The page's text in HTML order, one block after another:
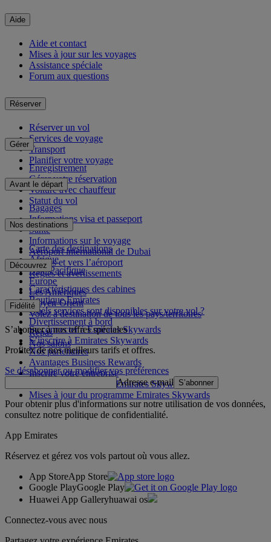
Aide
Aide et contact
Mises à jour sur les voyages
Assistance spéciale
Forum aux questions
Réserver
Réserver un vol
Services de voyage
Transport
Planifier votre voyage
Gérer
Enregistrement
Gérer votre réservation
Voiture avec chauffeur
Statut du vol
Avant le départ
Bagages
Informations visa et passeport
Santé
Informations sur le voyage
Aéroport international de Dubai
Depuis et vers l’aéroport
Règles et avertissements
Nos destinations
Carte des destinations
Afrique
Asie-Pacifique
Europe
Les Amériques
Moyen-Orient
Volez à destination de tous les pays/territoires
Découvrez
Caractéristiques des cabines
Boutique Emirates
Quels services sont disponibles sur votre vol ?
Divertissement à bord
Repas
Nos salons
Fidélité
Se connecter à Emirates Skywards
S’inscrire à Emirates Skywards
Nos partenaires
Avantages Business Rewards
Inscrire votre entreprise
Règles du programme Emirates Skywards
Mises à jour du programme Emirates Skywards
S’abonner à nos offres spéciales
Profitez de nos meilleurs tarifs et offres.
Se désabonner ou modifier vos préférences
Adresse e-mail S’abonner
Pour obtenir plus d'informations sur notre utilisation de vos données,
consultez notre politique de confidentialité.
App Emirates
Réservez et gérez vos vols partout où vous allez.
App StoreApp Store
Google PlayGoogle Play
Huawei App Galleryhuawai os
Connectez-vous avec nous